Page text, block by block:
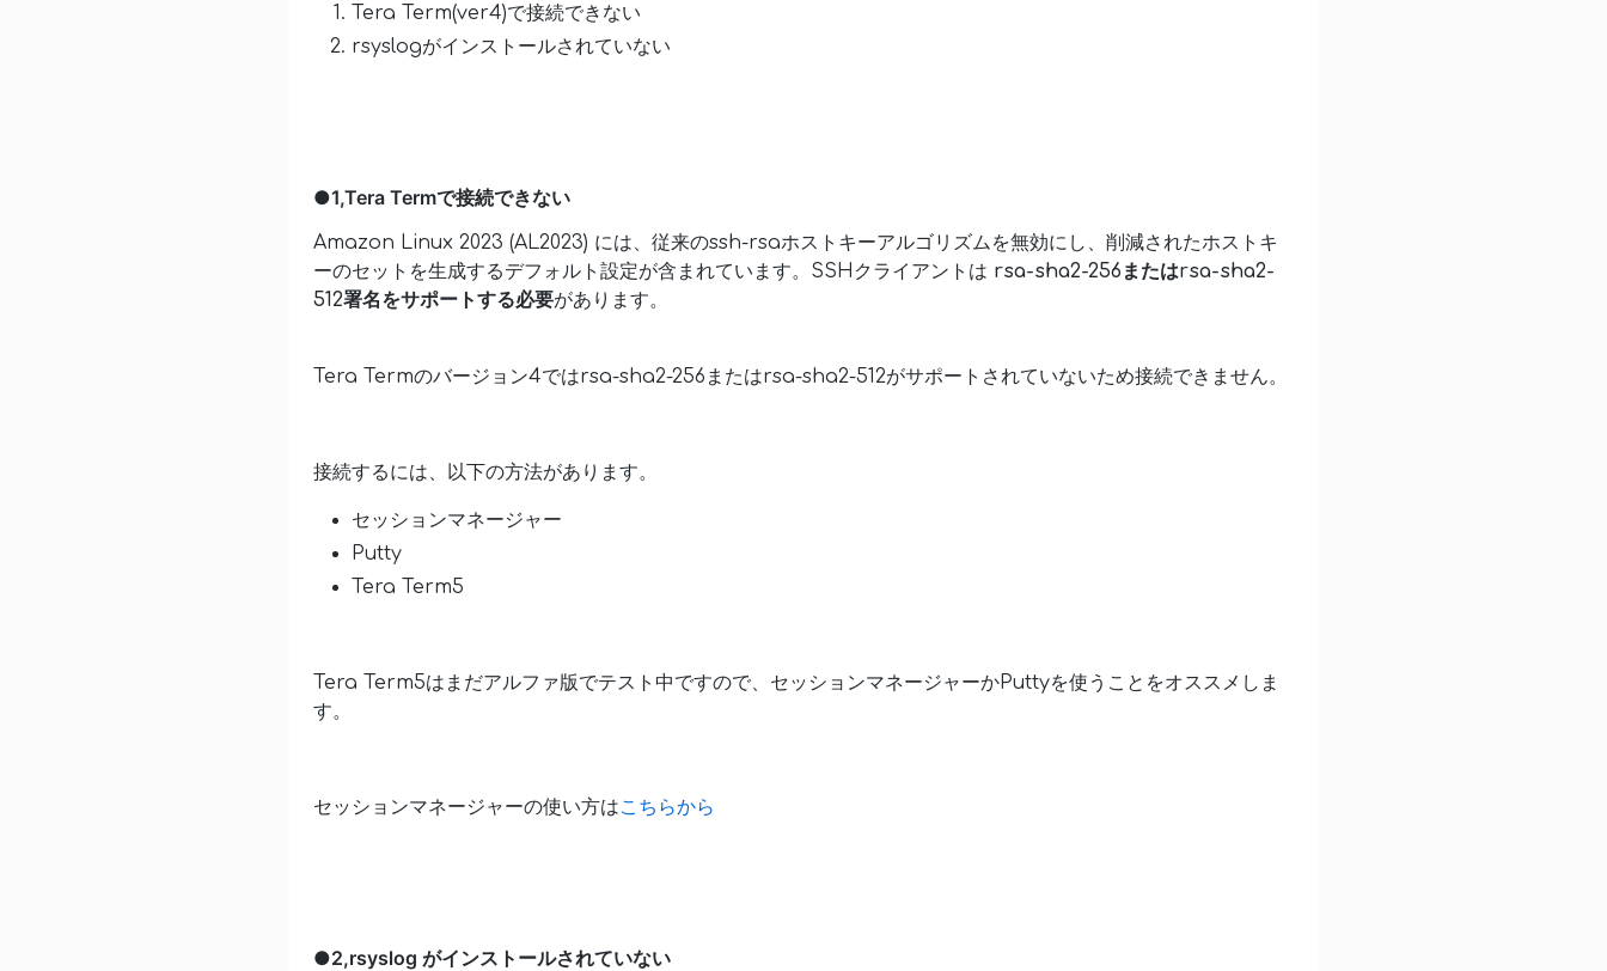
Tera Term(ver4)で接続できない
rsyslogがインストールされていない
●1,Tera Termで接続できない
Amazon Linux 2023 (AL2023) には、従来のssh-rsaホストキーアルゴリズムを無効にし、削減されたホストキ
ーのセットを生成するデフォルト設定が含まれています。SSHクライアントは rsa-sha2-256またはrsa-sha2-
512署名をサポートする必要があります。
Tera Termのバージョン4ではrsa-sha2-256またはrsa-sha2-512がサポートされていないため接続できません。
接続するには、以下の方法があります。
セッションマネージャー
Putty
Tera Term5
Tera Term5はまだアルファ版でテスト中ですので、セッションマネージャーかPuttyを使うことをオススメしま
す。
セッションマネージャーの使い方はこちらから
●2,rsyslog がインストールされていない